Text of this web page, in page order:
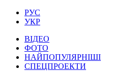
РУС
УКР
ВІДЕО
ФОТО
НАЙПОПУЛЯРНІШІ
СПЕЦПРОЕКТИ